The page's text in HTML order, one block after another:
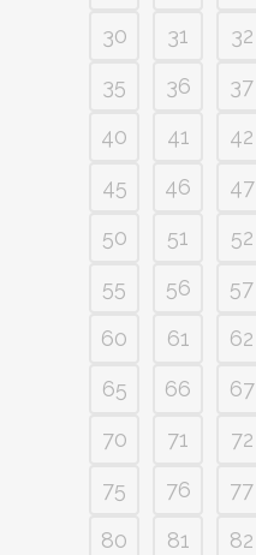
30
31 32
35
36 37
40
41 42
45
46 47
50
51 52
55
56 57
60
61 62
65
66 67
70
71 72
75
76 77
80
81 82